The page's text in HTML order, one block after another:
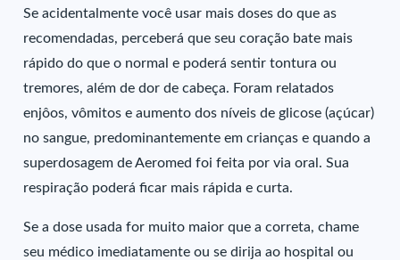
Se acidentalmente você usar mais doses do que as
recomendadas, perceberá que seu coração bate mais
rápido do que o normal e poderá sentir tontura ou
tremores, além de dor de cabeça. Foram relatados
enjôos, vômitos e aumento dos níveis de glicose (açúcar)
no sangue, predominantemente em crianças e quando a
superdosagem de Aeromed foi feita por via oral. Sua
respiração poderá ficar mais rápida e curta.
Se a dose usada for muito maior que a correta, chame
seu médico imediatamente ou se dirija ao hospital ou